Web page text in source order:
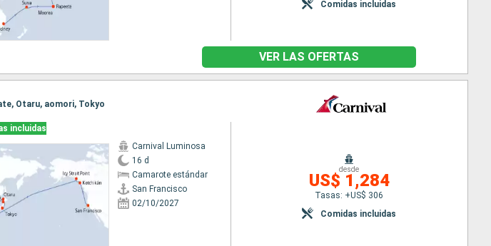
Comidas incluidas
VER LAS OFERTAS
Otaru, aomori, Tokyo
incluidas
Carnival Luminosa
16 d
Camarote estándar
San Francisco
02/10/2027
desde
US$ 1,284
Tasas: +US$ 306
Comidas incluidas